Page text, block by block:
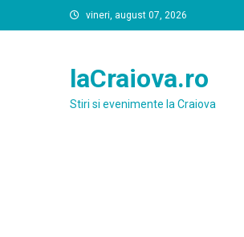
to
vineri, august 07, 2026
laCraiova.ro
Stiri si evenimente la Craiova